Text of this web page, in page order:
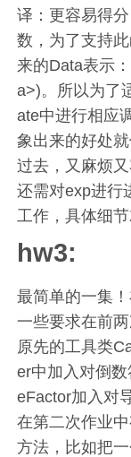
译：更容易得
数，为了支持
来的Data表示
a>)。所以为了
ate中进行相应
象出来的好处
过去，又麻烦
还需对exp进行
工作，具体细节
hw3:
最简单的一集
一些要求在前
原先的工具类
er中加入对倒
eFactor加入对
在第二次作业
方法，比如把